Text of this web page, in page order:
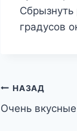
градусов
по
НАЗАД
Очень